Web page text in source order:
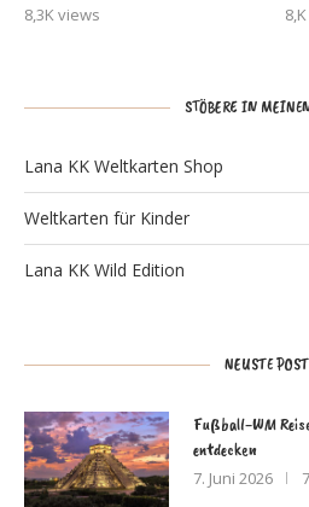
8,3K views
STÖBERE IN
Lana KK Weltkarten Shop
Weltkarten für Kinder
Lana KK Wild Edition
NEUSTE
Fußball-WM
entdecken
7. Juni 2026